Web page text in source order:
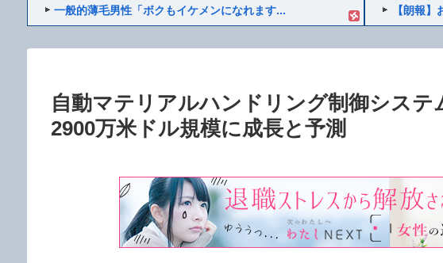
一般的薄毛男性「ボクもイケメンになれます... 【朗報
自動マテリアルハンドリング制御システ
2900万米ドル規模に成長と予測